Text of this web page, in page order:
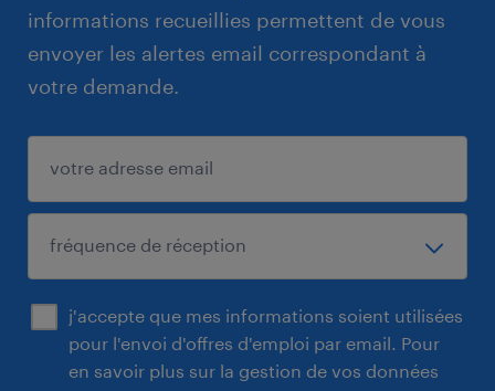
informations recueillies permettent de vous
envoyer les alertes email correspondant à
votre demande.
j'accepte que mes informations soient utilisées
pour l'envoi d'offres d'emploi par email. Pour
en savoir plus sur la gestion de vos données